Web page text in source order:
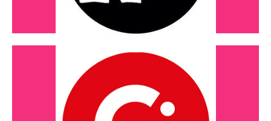
Novembre 2023
Maëlla goasdoue expose au 21